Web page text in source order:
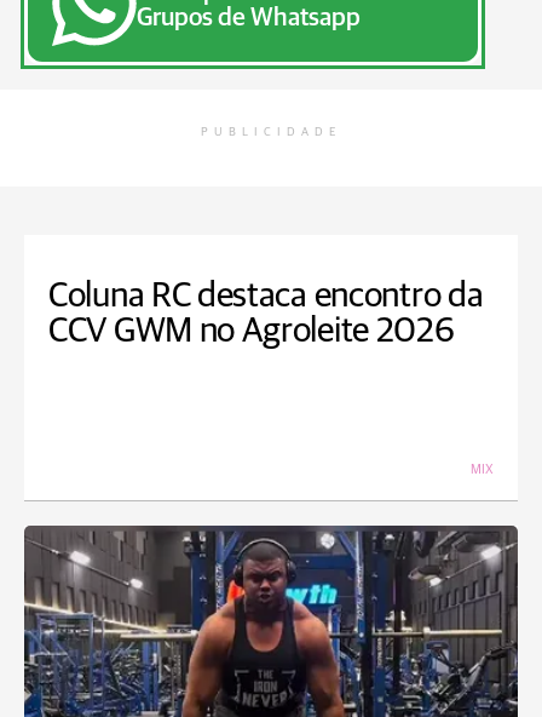
Grupos de Whatsapp
PUBLICIDADE
Coluna RC destaca encontro da
CCV GWM no Agroleite 2026
MIX